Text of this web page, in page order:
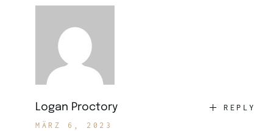
Logan Proctory
MÄRZ 6, 2023
REPLY